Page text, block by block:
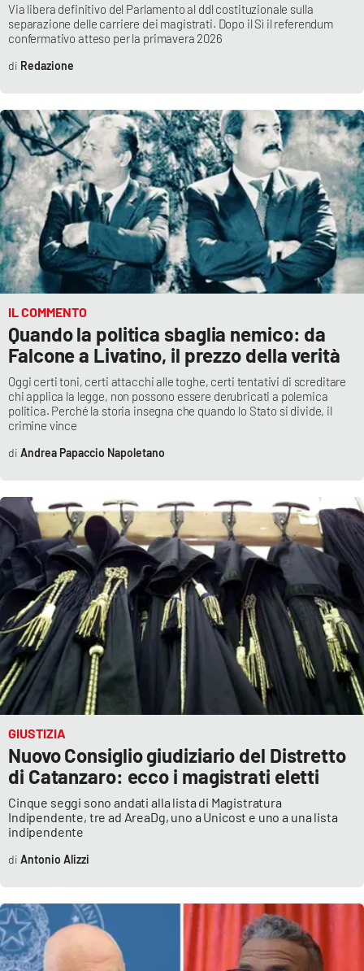
Via libera definitivo del Parlamento al ddl costituzionale sulla
separazione delle carriere dei magistrati. Dopo il Sì il referendum
confermativo atteso per la primavera 2026
Redazione
IL COMMENTO
Quando la politica sbaglia nemico: da
Falcone a Livatino, il prezzo della verità
Oggi certi toni, certi attacchi alle toghe, certi tentativi di screditare
chi applica la legge, non possono essere derubricati a polemica
politica. Perché la storia insegna che quando lo Stato si divide, il
crimine vince
Andrea Papaccio Napoletano
GIUSTIZIA
Nuovo Consiglio giudiziario del Distretto
di Catanzaro: ecco i magistrati eletti
Cinque seggi sono andati alla lista di Magistratura
Indipendente, tre ad AreaDg, uno a Unicost e uno a una lista
indipendente
Antonio Alizzi